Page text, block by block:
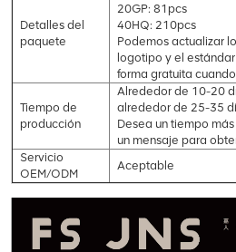
Detalles del
paquete
20GP: 81pcs
40HQ: 210pcs
Podemos actualizar
logotipo y el
forma gratuita
Tiempo de
producción
Alrededor de 10-20
alrededor de 25-35
Desea un tiempo
un mensaje para
Servicio
OEM/ODM
Aceptable